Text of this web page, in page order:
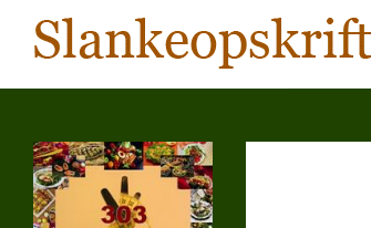
— noget for enhver smag